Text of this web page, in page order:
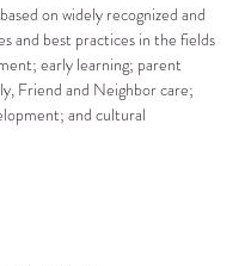
on widely recognized and
and best practices in the fields
early learning; parent
Friend and Neighbor care;
and cultural